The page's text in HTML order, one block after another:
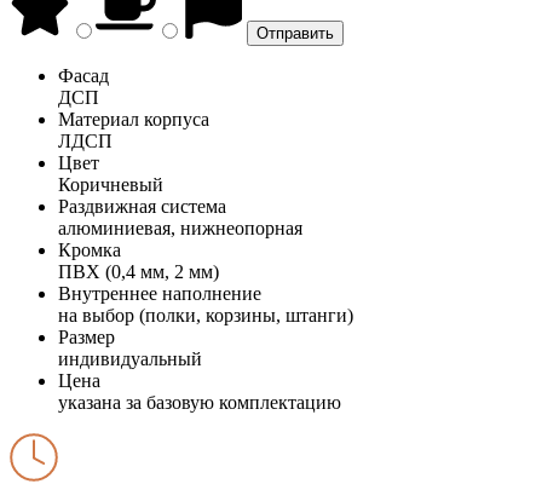
Фасад
ДСП
Материал корпуса
ЛДСП
Цвет
Коричневый
Раздвижная система
алюминиевая, нижнеопорная
Кромка
ПВХ (0,4 мм, 2 мм)
Внутреннее наполнение
на выбор (полки, корзины, штанги)
Размер
индивидуальный
Цена
указана за базовую комплектацию